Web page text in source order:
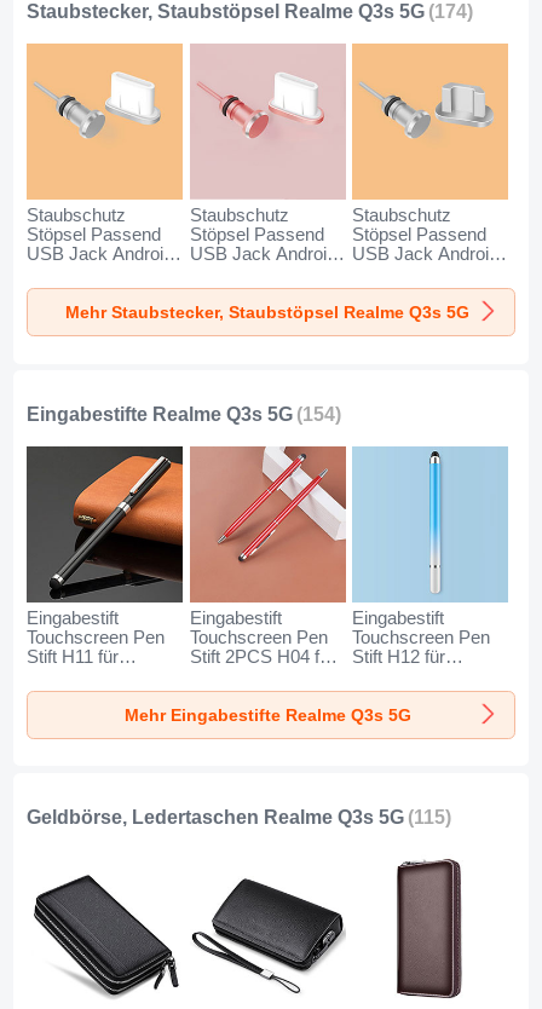
Staubstecker, Staubstöpsel Realme Q3s 5G (174)
Staubschutz
Stöpsel Passend
USB Jack Android
für Realme Q3s 5G
Silber
Staubschutz
Stöpsel Passend
USB Jack Android
für Realme Q3s 5G
Rosegold
Staubschutz
Stöpsel Passend
USB Jack Android
Realme Q3s 5G
Silber
Mehr Staubstecker, Staubstöpsel Realme Q3s 5G
Eingabestifte Realme Q3s 5G (154)
Eingabestift
Touchscreen Pen
Stift H11 für
Schwarz
Eingabestift
Touchscreen Pen
Stift 2PCS H04 für
Rot
Eingabestift
Touchscreen Pen
Stift H12 für
Blau
Mehr Eingabestifte Realme Q3s 5G
Geldbörse, Ledertaschen Realme Q3s 5G (115)